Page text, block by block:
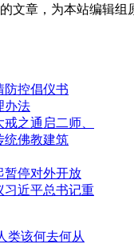
文章，为本站编辑
防控倡仪书
办法
之通启二师、
统佛教建筑
暂停对外开放
习近平总书记重
类该何去何从